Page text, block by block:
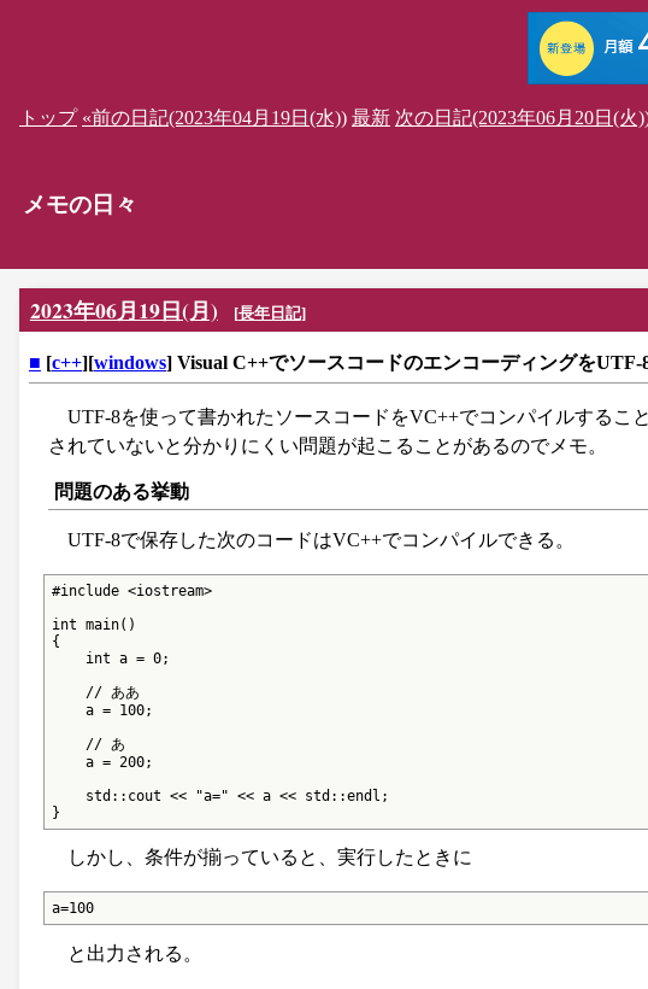
トップ «前の日記(2023年04月19日(水)) 最新 次の日記(2023年06月20日(火
メモの日々
2023年06月19日(月) [長年日記]
■ [c++][windows] Visual C++でソースコードのエンコーディングを
UTF-8を使って書かれたソースコードをVC++でコンパイルする
されていないと分かりにくい問題が起こることがあるのでメモ。
問題のある挙動
UTF-8で保存した次のコードはVC++でコンパイルできる。
#include <iostream>
int main()
{
    int a = 0;
    // ああ
    a = 100;
    // あ
    a = 200;
    std::cout << "a=" << a << std::endl;
}
しかし、条件が揃っていると、実行したときに
a=100
と出力される。